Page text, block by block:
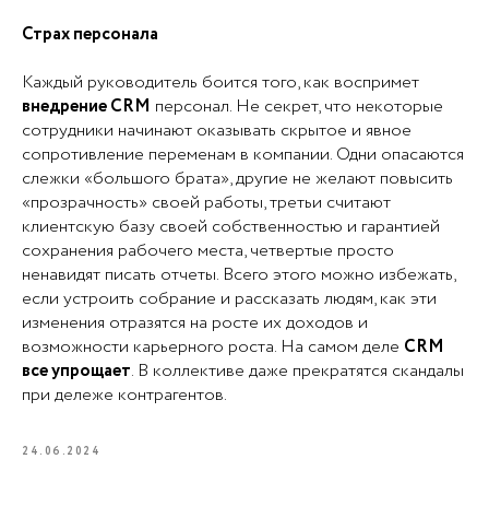
Страх персонала
Каждый руководитель боится того, как воспримет
внедрение CRM персонал. Не секрет, что некоторые
сотрудники начинают оказывать скрытое и явное
сопротивление переменам в компании. Одни опасаются
слежки «большого брата», другие не желают повысить
«прозрачность» своей работы, третьи считают
клиентскую базу своей собственностью и гарантией
сохранения рабочего места, четвертые просто
ненавидят писать отчеты. Всего этого можно избежать,
если устроить собрание и рассказать людям, как эти
изменения отразятся на росте их доходов и
возможности карьерного роста. На самом деле CRM
все упрощает. В коллективе даже прекратятся скандалы
при дележе контрагентов.
24.06.2024